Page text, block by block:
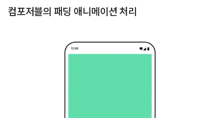
컴포저블의 패딩 애니메이션 처리